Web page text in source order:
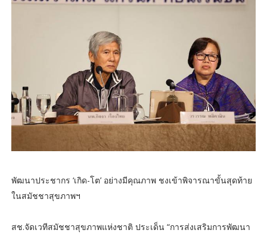
พัฒนาประชากร ‘เกิด-โต’ อย่างมีคุณภาพ ชงเข้าพิจารณาขั้นสุดท้าย
ในสมัชชาสุขภาพฯ
สช.จัดเวทีสมัชชาสุขภาพแห่งชาติ ประเด็น “การส่งเสริมการพัฒนา